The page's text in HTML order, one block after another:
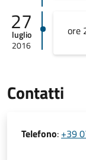
27
luglio
2016
ore
Contatti
Telefono: +39